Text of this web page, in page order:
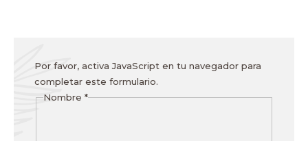
Por favor, activa JavaScript en tu navegador para
completar este formulario.
Nombre *